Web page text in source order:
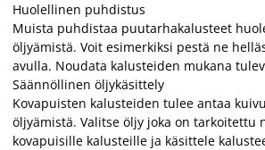
Huolellinen puhdistus
Muista puhdistaa puutarhakalusteet
öljyämistä. Voit esimerkiksi pestä ne
avulla. Noudata kalusteiden mukana
Säännöllinen öljykäsittely
Kovapuisten kalusteiden tulee antaa
öljyämistä. Valitse öljy joka on tarkoitettu
kovapuisille kalusteille ja käsittele